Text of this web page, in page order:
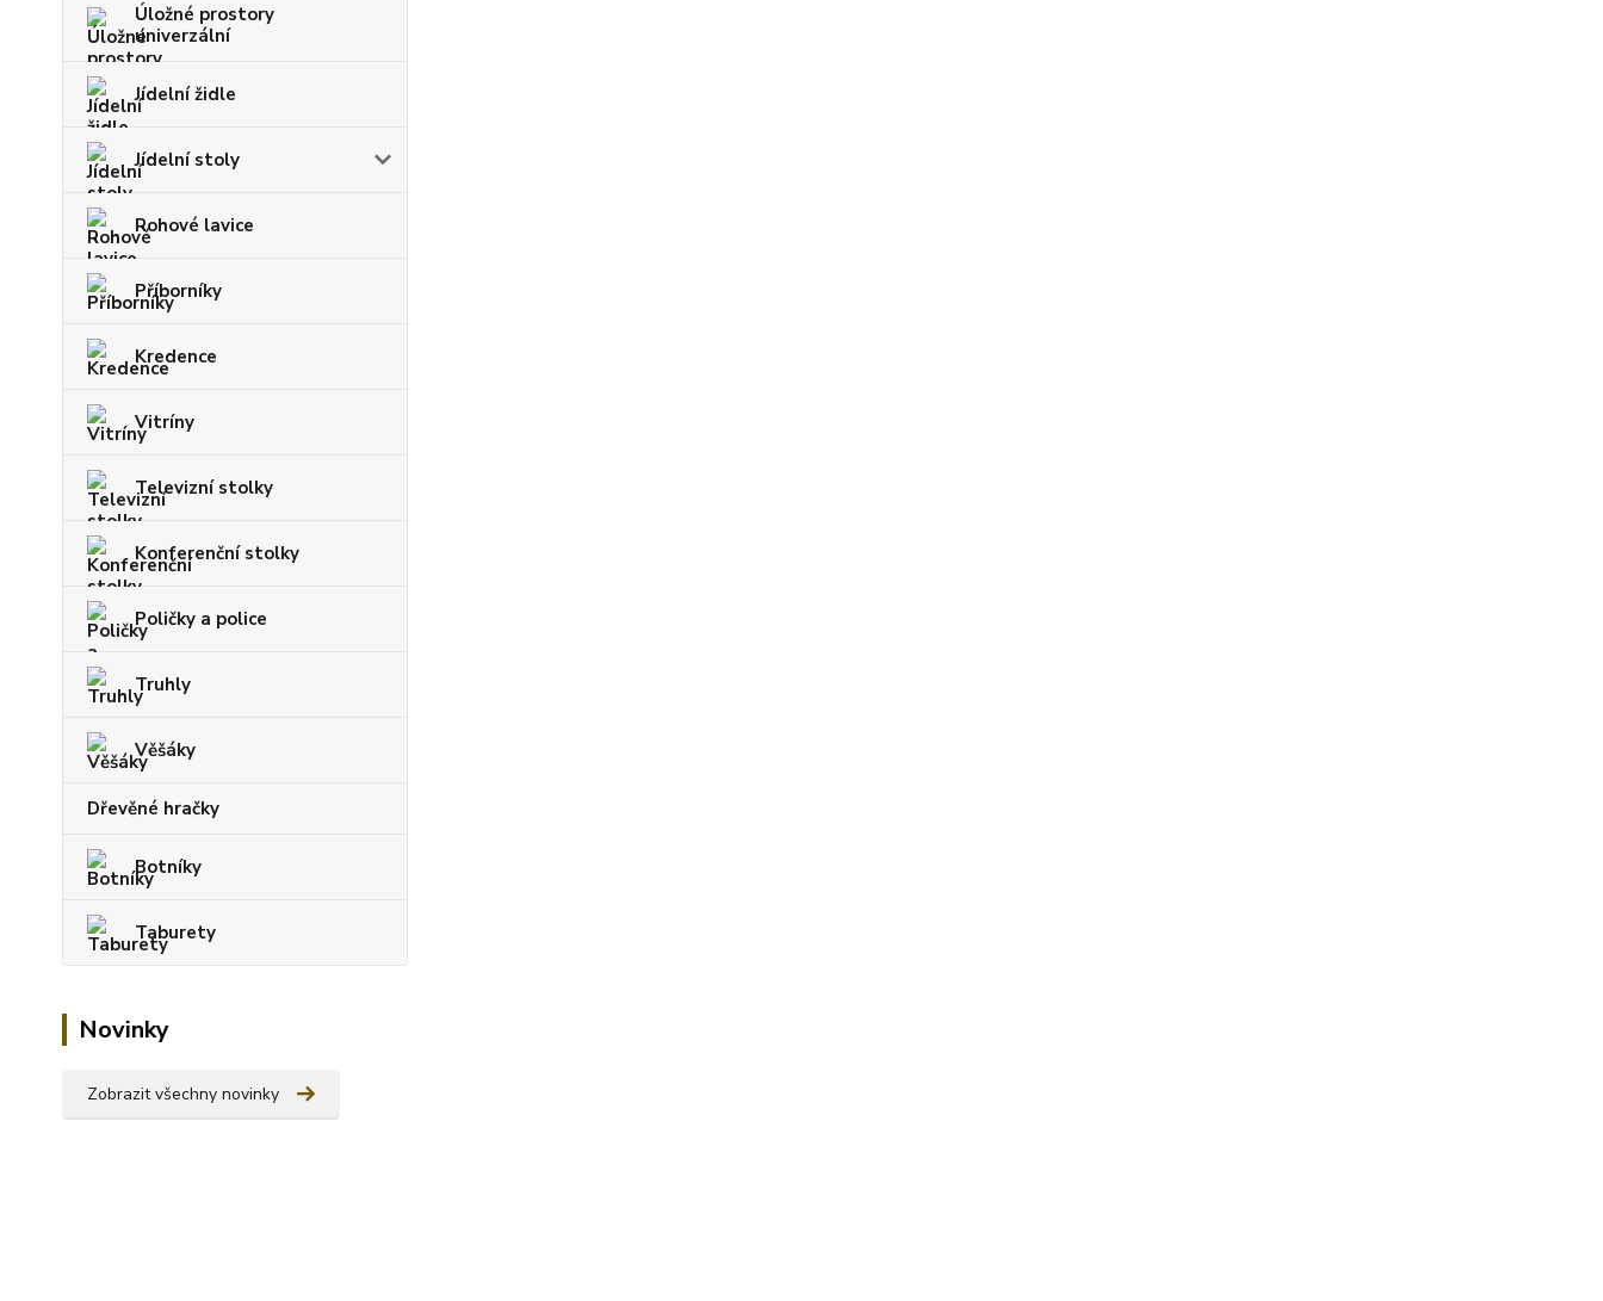
Úložné prostory
univerzální
Jídelní židle
Jídelní stoly
Rohové lavice
Příborníky
Kredence
Vitríny
Televizní stolky
Konferenční stolky
Poličky a police
Truhly
Věšáky
Dřevěné hračky
Botníky
Taburety
Novinky
Zobrazit všechny novinky